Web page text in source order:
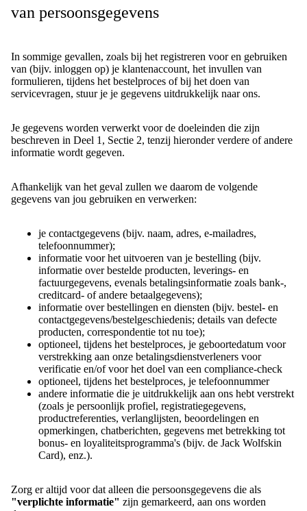
van persoonsgegevens
In sommige gevallen, zoals bij het registreren voor en gebruiken
van (bijv. inloggen op) je klantenaccount, het invullen van
formulieren, tijdens het bestelproces of bij het doen van
servicevragen, stuur je je gegevens uitdrukkelijk naar ons.
Je gegevens worden verwerkt voor de doeleinden die zijn
beschreven in Deel 1, Sectie 2, tenzij hieronder verdere of andere
informatie wordt gegeven.
Afhankelijk van het geval zullen we daarom de volgende
gegevens van jou gebruiken en verwerken:
je contactgegevens (bijv. naam, adres, e-mailadres,
telefoonnummer);
informatie voor het uitvoeren van je bestelling (bijv.
informatie over bestelde producten, leverings- en
factuurgegevens, evenals betalingsinformatie zoals bank-,
creditcard- of andere betaalgegevens);
informatie over bestellingen en diensten (bijv. bestel- en
contactgegevens/bestelgeschiedenis; details van defecte
producten, correspondentie tot nu toe);
optioneel, tijdens het bestelproces, je geboortedatum voor
verstrekking aan onze betalingsdienstverleners voor
verificatie en/of voor het doel van een compliance-check
optioneel, tijdens het bestelproces, je telefoonnummer
andere informatie die je uitdrukkelijk aan ons hebt verstrekt
(zoals je persoonlijk profiel, registratiegegevens,
productreferenties, verlanglijsten, beoordelingen en
opmerkingen, chatberichten, gegevens met betrekking tot
bonus- en loyaliteitsprogramma's (bijv. de Jack Wolfskin
Card), enz.).
Zorg er altijd voor dat alleen die persoonsgegevens die als
"verplichte informatie" zijn gemarkeerd, aan ons worden